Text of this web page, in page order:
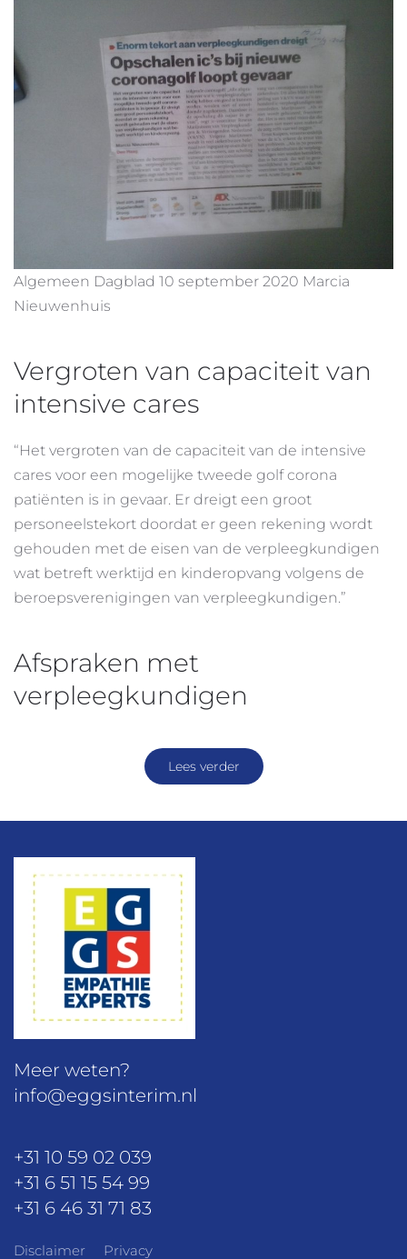
Algemeen Dagblad 10 september 2020 Marcia
Nieuwenhuis
Vergroten van capaciteit van
intensive cares
“Het vergroten van de capaciteit van de intensive
cares voor een mogelijke tweede golf corona
patiënten is in gevaar. Er dreigt een groot
personeelstekort doordat er geen rekening wordt
gehouden met de eisen van de verpleegkundigen
wat betreft werktijd en kinderopvang volgens de
beroepsverenigingen van verpleegkundigen.”
Afspraken met
verpleegkundigen
Lees verder
Meer weten?
info@eggsinterim.nl
+31 10 59 02 039
+31 6 51 15 54 99
+31 6 46 31 71 83
Disclaimer Privacy